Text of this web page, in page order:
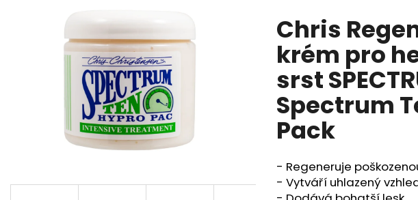
produktu
je
0,0
5
hvězdiček.
Chris
krém pro
srst
Spectrum
Pack
- Regeneruje
- Vytváří uhlazený
Doporučujeme
HYDRA ROZČESÁVACÍ SPREJ - ULTRA HYDRA HYDRATAČNÍ ŠAMPON -